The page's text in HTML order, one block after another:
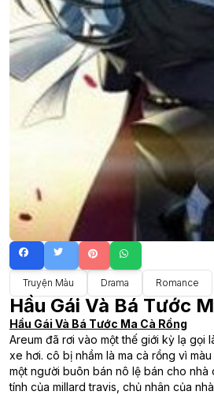
Truyện Màu Drama Romance
Hầu Gái Và Bá Tước
Hầu Gái Và Bá Tước Ma Cà Rồng
Areum đã rơi vào một thế giới kỳ lạ gọi
xe hơi. cô bị nhầm là ma cà rồng vì
một người buôn bán nô lệ bán cho
tính của millard travis, chủ nhân của